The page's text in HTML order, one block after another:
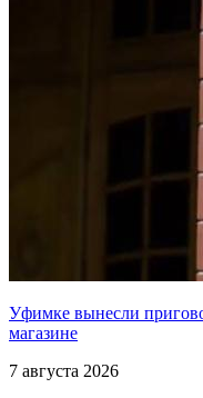
Уфимке вынесли
магазине
7 августа 2026